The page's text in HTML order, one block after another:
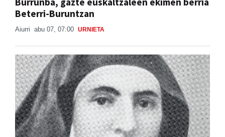
Beterri-Buruntzan
Aiurri abu 07, 07:00 URNIETA